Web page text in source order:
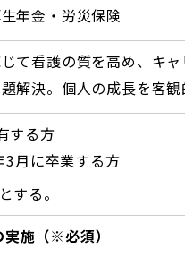
年金・労災保険
看護の質を高め、キャ
決。個人の成長を客観
する方
月に卒業する方
する。
施（※必須）